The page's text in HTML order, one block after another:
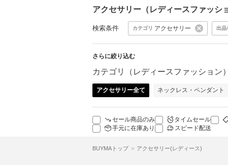
アクセサリー（レディースファッシ
検索条件 カテゴリ アクセサリー 出品
さらに絞り込む
カテゴリ（レディースファッション）
アクセサリー全て ネックレス・ペンダント
セール商品のみ タイムセール
手元に在庫あり
スピード配送
BUYMAトップ アクセサリー(レディース)